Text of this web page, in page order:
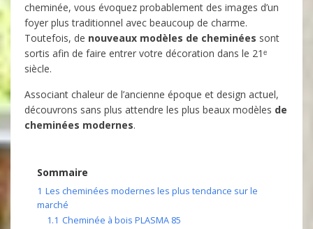
cheminée, vous évoquez probablement des images d’un
foyer plus traditionnel avec beaucoup de charme.
Toutefois, de nouveaux modèles de cheminées sont
sortis afin de faire entrer votre décoration dans le 21ᵉ
siècle.
Associant chaleur de l’ancienne époque et design actuel,
découvrons sans plus attendre les plus beaux modèles de
cheminées modernes.
Sommaire
1 Les cheminées modernes les plus tendance sur le
marché
1.1 Cheminée à bois PLASMA 85